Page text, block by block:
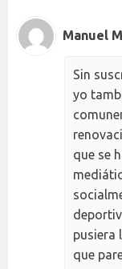
Manuel
Sin
yo
que se
pusiera
que